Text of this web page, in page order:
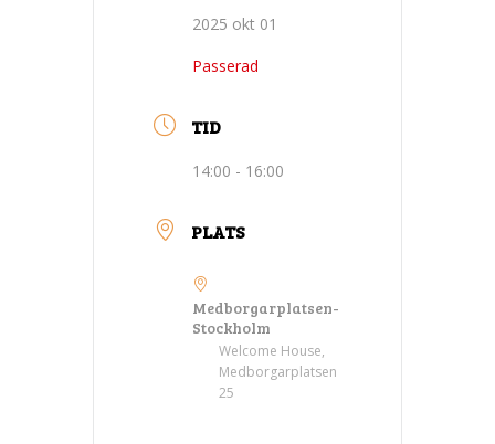
2025 okt 01
Passerad
TID
14:00 - 16:00
PLATS
Medborgarplatsen-
Stockholm
Welcome House,
Medborgarplatsen
25